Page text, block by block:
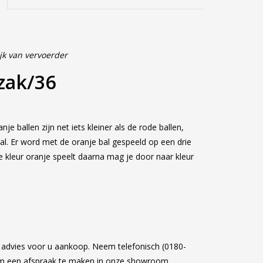
van vervoerder
36
ballen zijn net iets kleiner als de rode ballen,
Er word met de oranje bal gespeeld op een drie
oranje speelt daarna mag je door naar kleur
voor u aankoop. Neem telefonisch (0180-